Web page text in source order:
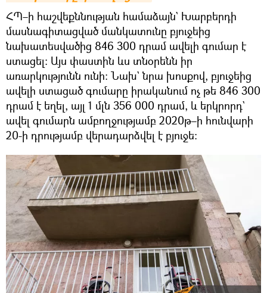
ՀՊ–ի հաշվեքննության համաձայն` Խարբերդի
մասնագիտացված մանկատունը բյուջեից
նախատեսվածից 846 300 դրամ ավելի գումար է
ստացել։ Այս փաստին ևս տնօրենն իր
առարկությունն ունի։ Նախ` նրա խոսքով, բյուջեից
ավելի ստացած գումարը իրականում ոչ թե 846 300
դրամ է եղել, այլ 1 մլն 356 000 դրամ, և երկրորդ`
ավել գումարն ամբողջությամբ 2020թ–ի հունվարի
20-ի դրությամբ վերադարձվել է բյուջե։